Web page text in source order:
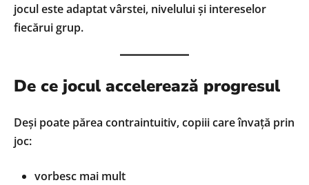
jocul este adaptat vârstei, nivelului și intereselor
fiecărui grup.
De ce jocul accelerează progresul
Deși poate părea contraintuitiv, copiii care învață prin
joc:
vorbesc mai mult